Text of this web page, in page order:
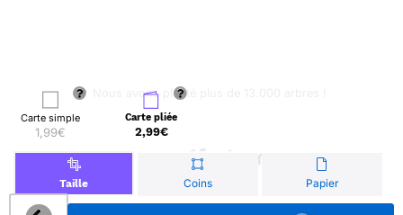
Carte simple
1,99€
Carte pliée
2,99€
Taille Coins Papier
🌳 Nous avons planté plus de 13.000 arbres !
© Merci Facteur